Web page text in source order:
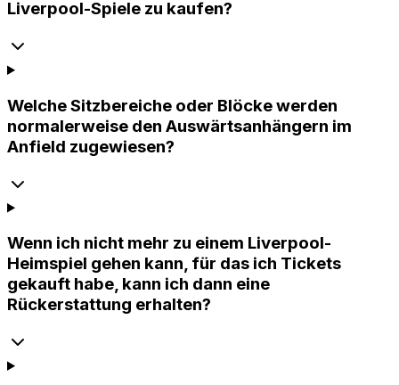
Liverpool-Spiele zu kaufen?
Welche Sitzbereiche oder Blöcke werden
normalerweise den Auswärtsanhängern im
Anfield zugewiesen?
Wenn ich nicht mehr zu einem Liverpool-
Heimspiel gehen kann, für das ich Tickets
gekauft habe, kann ich dann eine
Rückerstattung erhalten?